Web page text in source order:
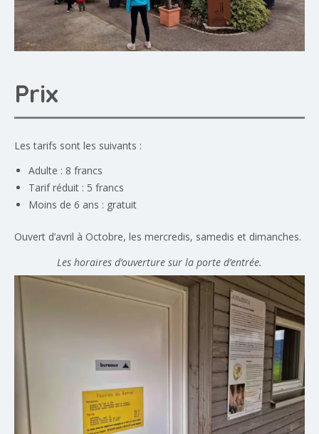
Prix
Les tarifs sont les suivants :
Adulte : 8 francs
Tarif réduit : 5 francs
Moins de 6 ans : gratuit
Ouvert d’avril à Octobre, les mercredis, samedis et dimanches.
Les horaires d’ouverture sur la porte d’entrée.